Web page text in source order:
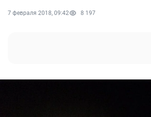
7 февраля 2018, 09:42 8 197